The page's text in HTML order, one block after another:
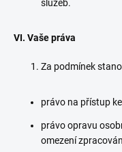
služeb.
VI. Vaše práva
Za podmínek
právo na přístup
právo opravu
omezení